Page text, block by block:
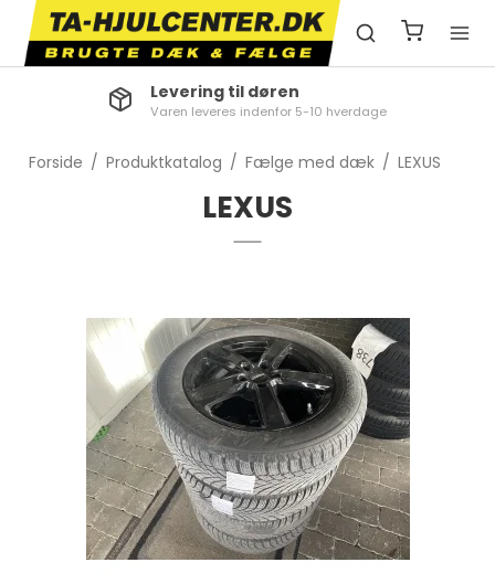
Levering til døren
Varen leveres indenfor 5-10 hverdage
Forside / Produktkatalog / Fælge med dæk / LEXUS
LEXUS